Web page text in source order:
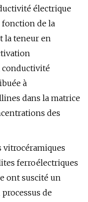
électrique
fonction de la
la teneur en
conductivité
à
dans la matrice
des
vitrocéramiques
ferroélectriques
ont suscité un
de